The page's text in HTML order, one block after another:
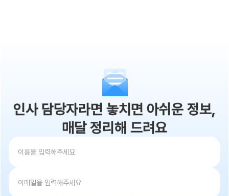
인사 담당자라면 놓치면 아쉬운 정보,
매달 정리해 드려요